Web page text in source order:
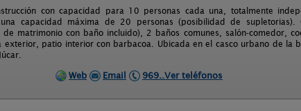
con capacidad para 10 personas cada una, totalmente
capacidad máxima de 20 personas (posibilidad de supletorias).
matrimonio con baño incluido), 2 baños comunes, salón-comedor,
patio interior con barbacoa. Ubicada en el casco urbano de la
Web
Email 969..Ver teléfonos